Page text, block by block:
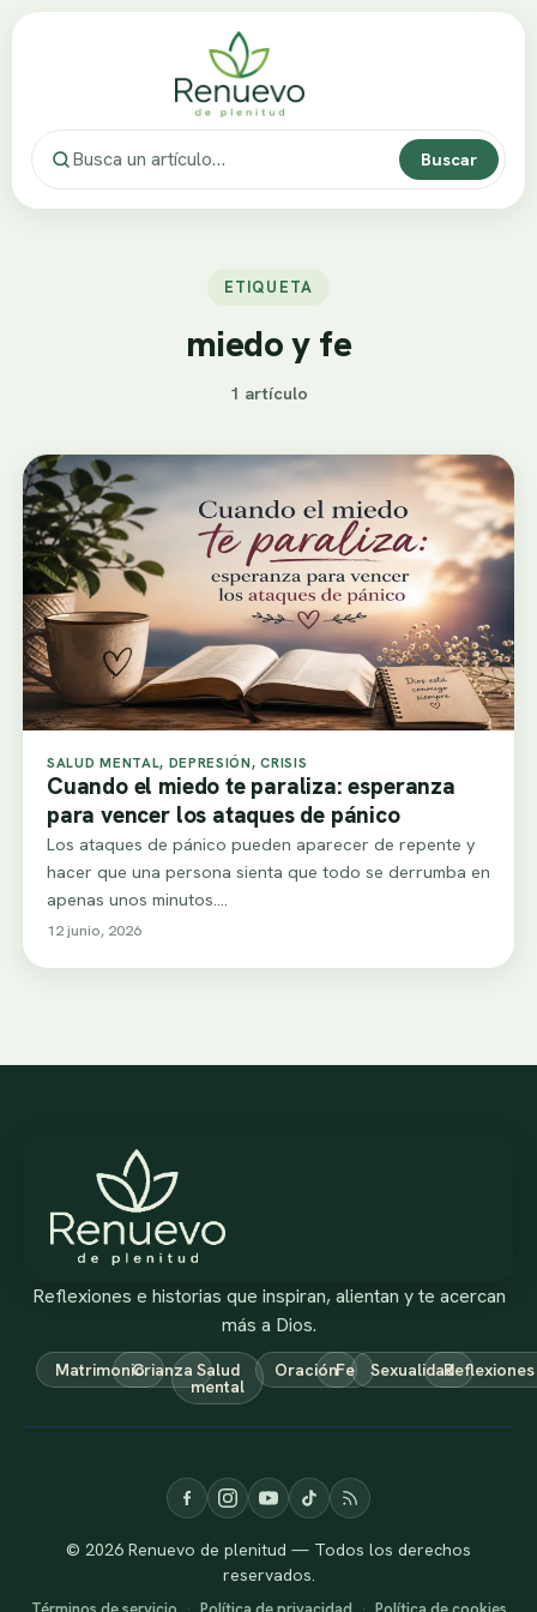
Buscar
ETIQUETA
miedo y fe
1 artículo
SALUD MENTAL, DEPRESIÓN, CRISIS
Cuando el miedo te paraliza: esperanza
para vencer los ataques de pánico
Los ataques de pánico pueden aparecer de repente y
hacer que una persona sienta que todo se derrumba en
apenas unos minutos.…
12 junio, 2026
Reflexiones e historias que inspiran, alientan y te acercan
más a Dios.
MatrimonioCrianza Salud
mental
OraciónFe SexualidadReflexiones
© 2026 Renuevo de plenitud — Todos los derechos
reservados.